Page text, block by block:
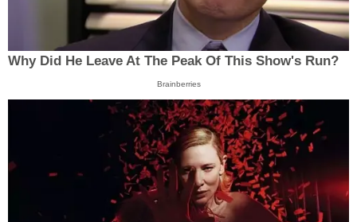
Why Did He Leave At The Peak Of This Show's Run?
Brainberries